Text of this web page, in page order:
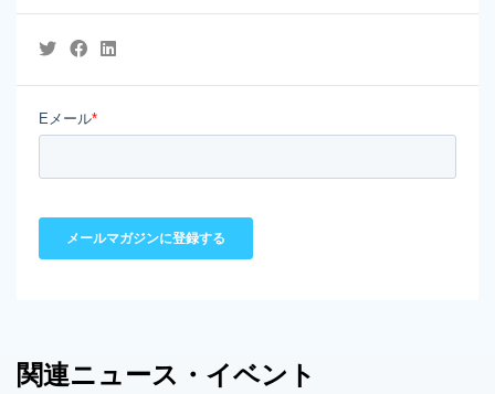
関連ニュース ・イベント